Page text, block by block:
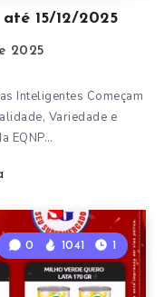
15/12/2025
2025
Inteligentes Começam
Variedade e
EQNP…
0 1041 1